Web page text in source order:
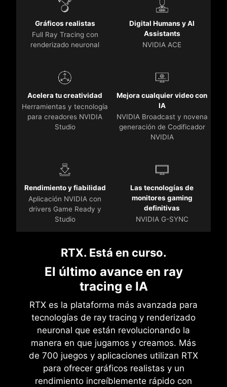
Gráficos realistas
Full Ray Tracing con
renderizado neuronal
Digital Humans y AI
Assistants
NVIDIA ACE
Acelera tu creatividad
Herramientas y tecnología
para creadores NVIDIA
Studio
Mejora cualquier video con
IA
NVIDIA Broadcast y novena
generación de Codificador
NVIDIA
Rendimiento y fiabilidad
Aplicación NVIDIA con
drivers Game Ready y
Studio
Las tecnologías de
monitores gaming
definitivas
NVIDIA G-SYNC
RTX. Está en curso.
El último avance en ray
tracing e IA
RTX es la plataforma más avanzada para
tecnologías de ray tracing y renderizado
neuronal que están revolucionando la
manera en que jugamos y creamos. Más
de 700 juegos y aplicaciones utilizan RTX
para ofrecer gráficos realistas y un
rendimiento increíblemente rápido con